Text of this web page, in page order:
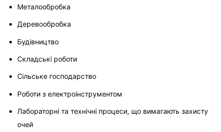
Металообробка
Деревообробка
Будівництво
Складські роботи
Сільське господарство
Роботи з електроінструментом
Лабораторні та технічні процеси, що вимагають захисту
очей